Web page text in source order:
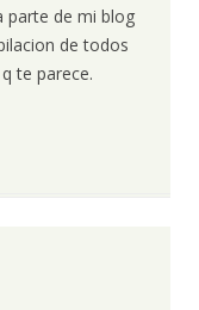
parte de mi blog
de todos
te parece.